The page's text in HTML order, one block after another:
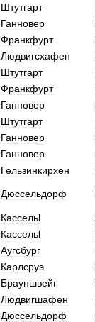
Штутгарт
Ганновер
Франкфурт
Людвигсхафен
Штутгарт
Франкфурт
Ганновер
Штутгарт
Ганновер
Ганновер
Гельзинкирхен
Дюссельдорф
Кассельl
Кассельl
Аугсбург
Карлсруэ
Брауншвейг
Людвигшафен
Дюссельдорф